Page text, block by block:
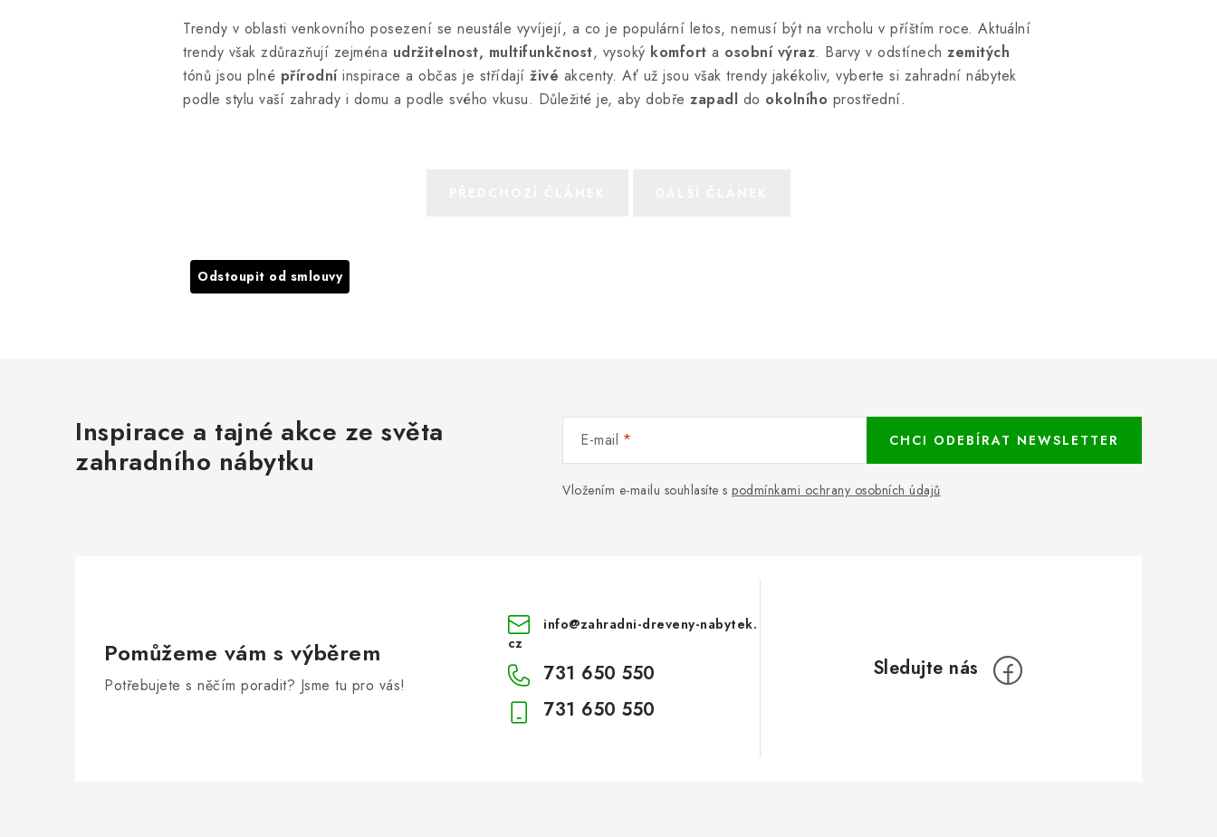
Trendy v oblasti venkovního posezení se neustále vyvíjejí, a co je populární letos, nemusí být na vrcholu v příštím roce. Aktuální
trendy však zdůrazňují zejména udržitelnost, multifunkčnost, vysoký komfort a osobní výraz. Barvy v odstínech zemitých
tónů jsou plné přírodníinspirace a občas je střídají živé akcenty. Ať už jsou však trendy jakékoliv, vyberte si zahradní nábytek
podle stylu vaší zahrady i domu a podle svého vkusu. Důležité je, aby dobře zapadl do okolního prostřední.
Odstoupit od smlouvy
Inspirace a tajné akce ze světa
zahradního nábytku
E-mail
Vložením e-mailu souhlasíte s podmínkami ochrany osobních údajů
CHCI ODEBÍRAT NEWSLETTER
Pomůžeme vám s výběrem
Potřebujete s něčím poradit? Jsme tu pro vás!
info@zahradni-dreveny-nabytek.
cz
731 650 550
731 650 550